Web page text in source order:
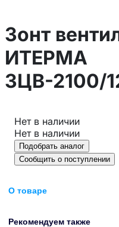
Зонт
ИТЕРМА
ЗЦВ-2100/
Нет в наличии
Нет в наличии
Подобрать аналог
Сообщить о поступлении
О товаре
Рекомендуем также